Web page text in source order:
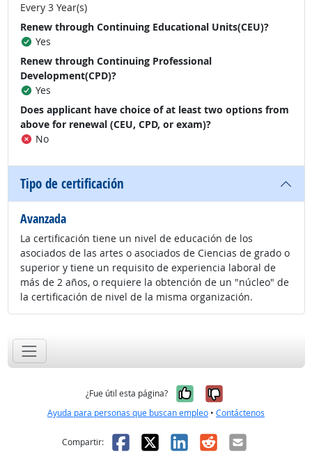
Every 3 Year(s)
Renew through Continuing Educational Units(CEU)?
Yes
Renew through Continuing Professional
Development(CPD)?
Yes
Does applicant have choice of at least two options from
above for renewal (CEU, CPD, or exam)?
No
Tipo de certificación
Avanzada
La certificación tiene un nivel de educación de los
asociados de las artes o asociados de Ciencias de grado o
superior y tiene un requisito de experiencia laboral de
más de 2 años, o requiere la obtención de un "núcleo" de
la certificación de nivel de la misma organización.
¿Fue útil esta página? Sí, fue útil
No, no fue
Ayuda para personas que buscan empleo • Contáctenos
Compartir: Facebook
X LinkedIn
RedditCorreo